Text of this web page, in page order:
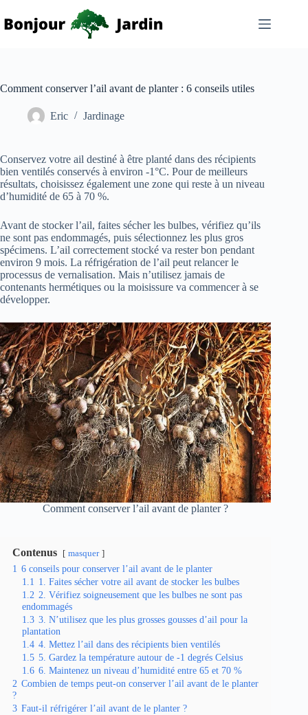
au
contenu
Comment conserver l’ail avant de planter : 6 conseils utiles
Eric Jardinage
Conservez votre ail destiné à être planté dans des récipients
bien ventilés conservés à environ -1°C. Pour de meilleurs
résultats, choisissez également une zone qui reste à un niveau
d’humidité de 65 à 70 %.
Avant de stocker l’ail, faites sécher les bulbes, vérifiez qu’ils
ne sont pas endommagés, puis sélectionnez les plus gros
spécimens. L’ail correctement stocké va rester bon pendant
environ 9 mois. La réfrigération de l’ail peut relancer le
processus de vernalisation. Mais n’utilisez jamais de
contenants hermétiques ou la moisissure va commencer à se
développer.
Comment conserver l’ail avant de planter ?
Contenus masquer
1 6 conseils pour conserver l’ail avant de le planter
1.1 1. Faites sécher votre ail avant de stocker les bulbes
1.2 2. Vérifiez soigneusement que les bulbes ne sont pas
endommagés
1.3 3. N’utilisez que les plus grosses gousses d’ail pour la
plantation
1.4 4. Mettez l’ail dans des récipients bien ventilés
1.5 5. Gardez la température autour de -1 degrés Celsius
1.6 6. Maintenez un niveau d’humidité entre 65 et 70 %
2 Combien de temps peut-on conserver l’ail avant de le planter
?
3 Faut-il réfrigérer l’ail avant de le planter ?